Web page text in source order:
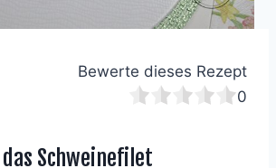
Bewerte dieses Rezept
0
Schweinefilet